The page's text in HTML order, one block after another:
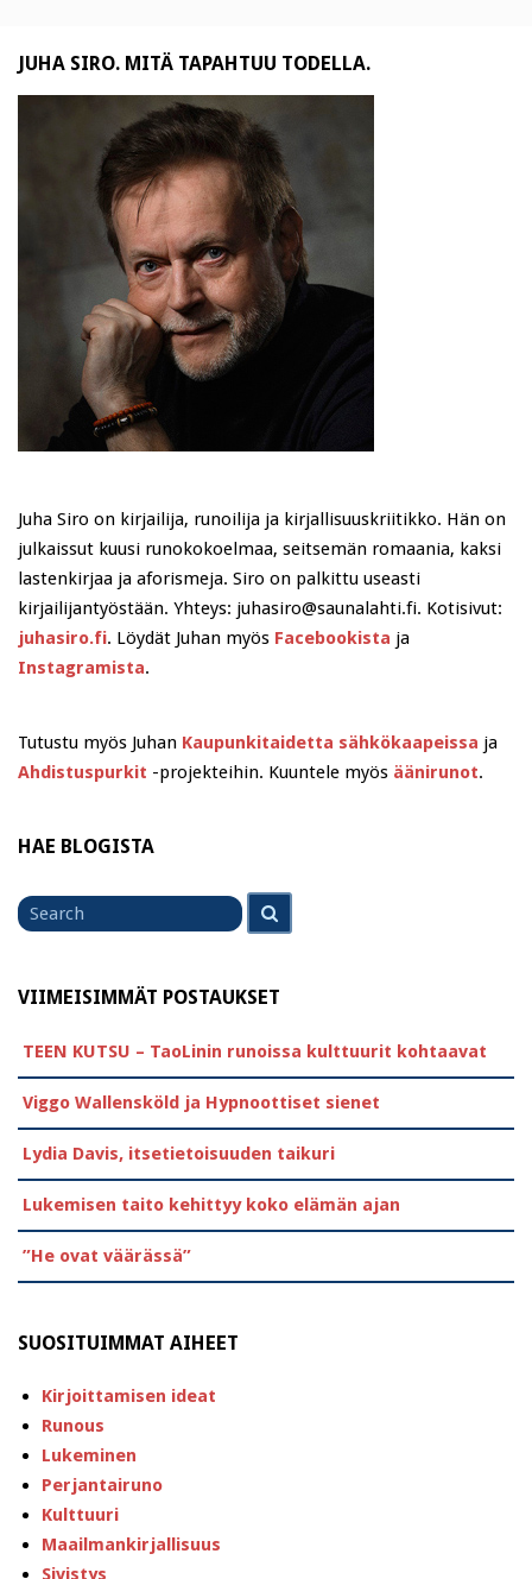
JUHA SIRO. MITÄ TAPAHTUU TODELLA.
Juha Siro on kirjailija, runoilija ja kirjallisuuskriitikko. Hän on
julkaissut kuusi runokokoelmaa, seitsemän romaania, kaksi
lastenkirjaa ja aforismeja. Siro on palkittu useasti
kirjailijantyöstään. Yhteys: juhasiro@saunalahti.fi. Kotisivut:
juhasiro.fi. Löydät Juhan myös Facebookista ja
Instagramista.
Tutustu myös Juhan Kaupunkitaidetta sähkökaapeissa ja
Ahdistuspurkit -projekteihin. Kuuntele myös äänirunot.
HAE BLOGISTA
Search
for
VIIMEISIMMÄT POSTAUKSET
TEEN KUTSU – TaoLinin runoissa kulttuurit kohtaavat
Viggo Wallensköld ja Hypnoottiset sienet
Lydia Davis, itsetietoisuuden taikuri
Lukemisen taito kehittyy koko elämän ajan
”He ovat väärässä”
SUOSITUIMMAT AIHEET
Kirjoittamisen ideat
Runous
Lukeminen
Perjantairuno
Kulttuuri
Maailmankirjallisuus
Sivistys